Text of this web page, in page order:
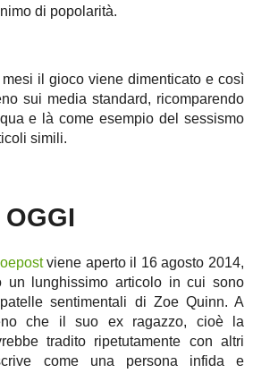
di popolarità.
il gioco viene dimenticato e così
sui media standard, ricomparendo
e là come esempio del sessismo
simili.
viene aperto il 16 agosto 2014,
un lunghissimo articolo in cui sono
sentimentali di Zoe Quinn. A
che il suo ex ragazzo, cioè la
tradito ripetutamente con altri
come una persona infida e